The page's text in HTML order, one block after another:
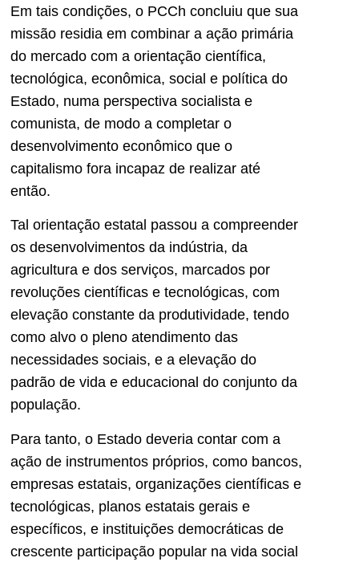
Em tais condições, o PCCh concluiu que sua
missão residia em combinar a ação primária
do mercado com a orientação científica,
tecnológica, econômica, social e política do
Estado, numa perspectiva socialista e
comunista, de modo a completar o
desenvolvimento econômico que o
capitalismo fora incapaz de realizar até
então.
Tal orientação estatal passou a compreender
os desenvolvimentos da indústria, da
agricultura e dos serviços, marcados por
revoluções científicas e tecnológicas, com
elevação constante da produtividade, tendo
como alvo o pleno atendimento das
necessidades sociais, e a elevação do
padrão de vida e educacional do conjunto da
população.
Para tanto, o Estado deveria contar com a
ação de instrumentos próprios, como bancos,
empresas estatais, organizações científicas e
tecnológicas, planos estatais gerais e
específicos, e instituições democráticas de
crescente participação popular na vida social